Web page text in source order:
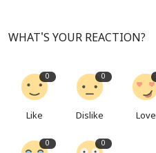
WHAT'S YOUR REACTION?
0
Like
0
Dislike Love
0 0